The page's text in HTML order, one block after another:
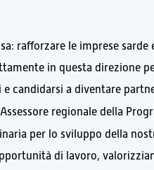
rafforzare le imprese sarde
in questa direzione
candidarsi a diventare
regionale della
per lo sviluppo della
di lavoro,